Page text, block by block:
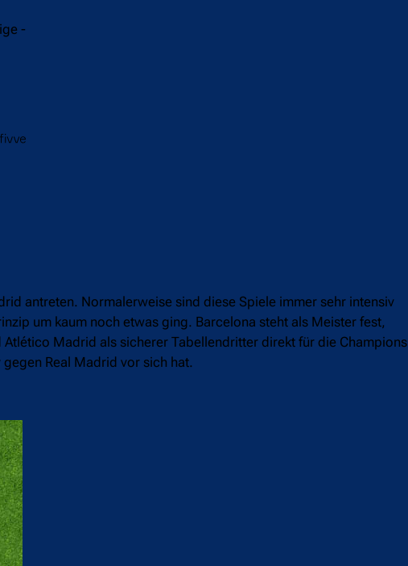
-
antreten. Normalerweise sind diese Spiele immer sehr intensiv
um kaum noch etwas ging. Barcelona steht als Meister fest,
Madrid als sicherer Tabellendritter direkt für die Champions
Real Madrid vor sich hat.